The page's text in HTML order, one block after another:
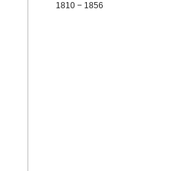
1810 − 1856